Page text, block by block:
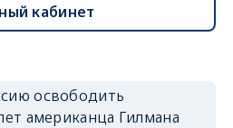
кабинет
освободить
американца Гилмана